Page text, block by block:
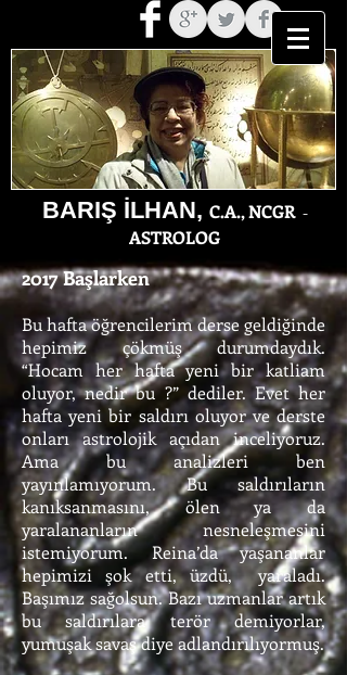
BARIŞ İLHAN, C.A., NCGR -
ASTROLOG
2017 Başlarken
Bu hafta öğrencilerim derse geldiğinde
hepimiz çökmüş durumdaydık.
“Hocam her hafta yeni bir katliam
oluyor, nedir bu ?” dediler. Evet her
hafta yeni bir saldırı oluyor ve derste
onları astrolojik açıdan inceliyoruz.
Ama bu analizleri ben
yayınlamıyorum. Bu saldırıların
kanıksanmasını, ölen ya da
yaralananların nesneleşmesini
istemiyorum. Reina’da yaşananlar
hepimizi şok etti, üzdü, yaraladı.
Başımız sağolsun. Bazı uzmanlar artık
bu saldırılara terör demiyorlar,
yumuşak savaş diye adlandırılıyormuş.